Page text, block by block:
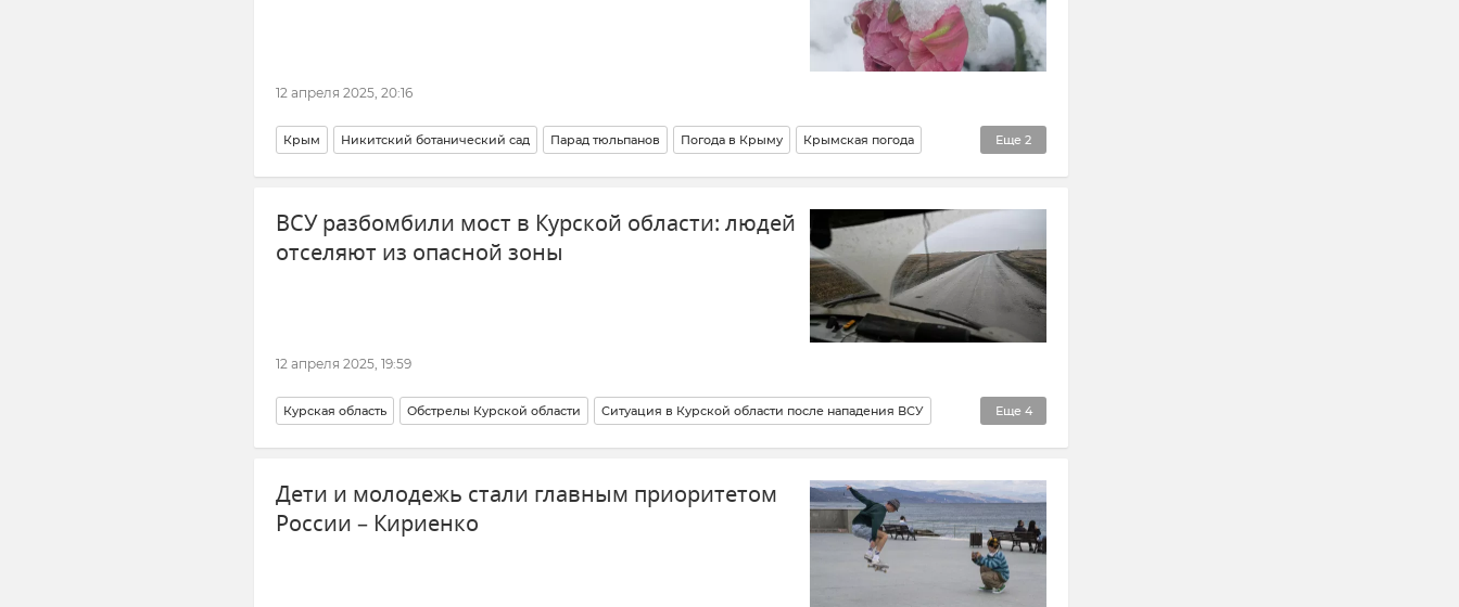
12 апреля 2025, 20:16
Еще 2
Крым Никитский ботанический сад Парад тюльпанов Погода в Крыму Крымская погода
Цветы Новости Крыма
ВСУ разбомбили мост в Курской области: людей
отселяют из опасной зоны
12 апреля 2025, 19:59
Еще 4
Курская область Обстрелы Курской области Ситуация в Курской области после нападения ВСУ
Александр Хинштейн Общество Обстрелы ВСУ Новости
Дети и молодежь стали главным приоритетом
России – Кириенко